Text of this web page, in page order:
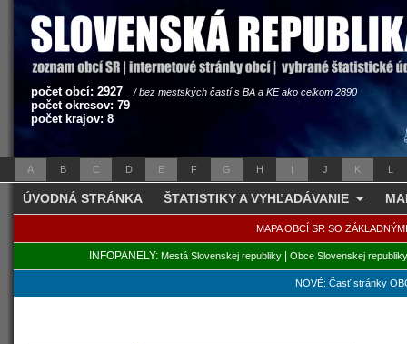
počet obcí: 2927 / bez mestských častí s BA a KE ako celkom 2890
počet okresov: 79
počet krajov: 8
A B C D E F G H I J K L
ÚVODNÁ STRÁNKA ŠTATISTIKY A VYHĽADÁVANIE
MAPA OBCÍ SR SO
INFOPANELY: Mestá Slovenskej republiky| Obce Slovenskej republiky
NOVÉ: Časť stránky